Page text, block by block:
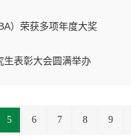
）荣获多项年度大奖
生表彰大会圆满举办
5 6 7 8 9